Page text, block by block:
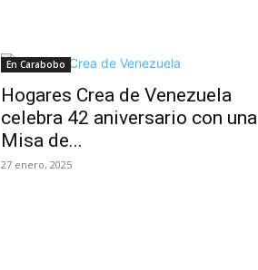
En Carabobo
Hogares Crea de Venezuela
celebra 42 aniversario con una
Misa de...
27 enero, 2025